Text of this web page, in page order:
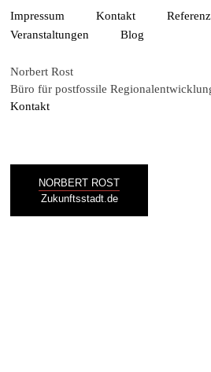
Impressum Kontakt
Veranstaltungen
Blog
Norbert Rost
Büro für postfossile
Kontakt
NORBERT ROST
Zukunftsstadt.de